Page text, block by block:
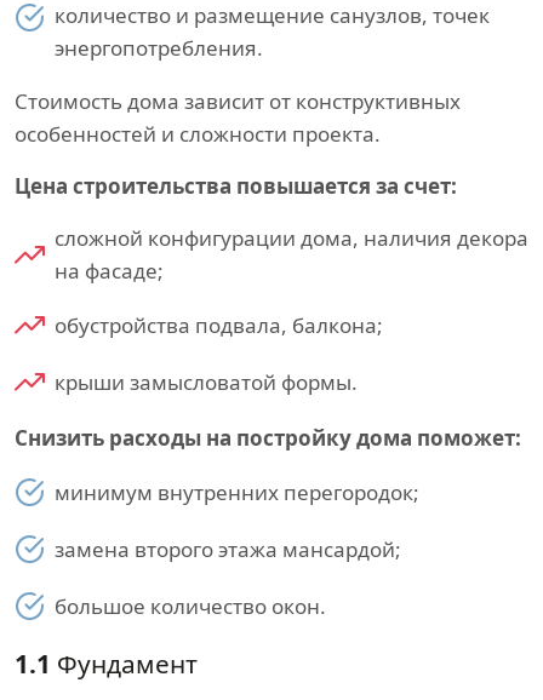
количество и размещение санузлов, точек
энергопотребления.
Стоимость дома зависит от конструктивных
особенностей и сложности проекта.
Цена строительства повышается за счет:
сложной конфигурации дома, наличия декора
на фасаде;
обустройства подвала, балкона;
крыши замысловатой формы.
Снизить расходы на постройку дома поможет:
минимум внутренних перегородок;
замена второго этажа мансардой;
большое количество окон.
1.1 Фундамент